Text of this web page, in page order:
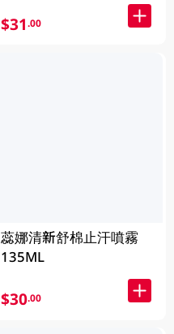
$31.00
蕊娜清新舒棉止汗噴霧
135ML
$30.00